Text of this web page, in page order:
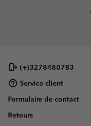
(+)3278480783
Service client
Formulaire de contact
Retours